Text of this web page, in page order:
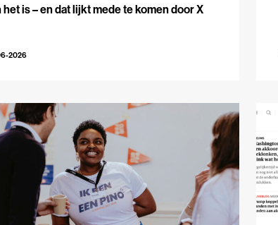
het is – en dat lijkt mede te komen door X
2026